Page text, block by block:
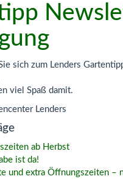
sich zum Lenders
viel Spaß damit.
Lenders
ab Herbst
ist da!
und extra Öffnungszeiten –